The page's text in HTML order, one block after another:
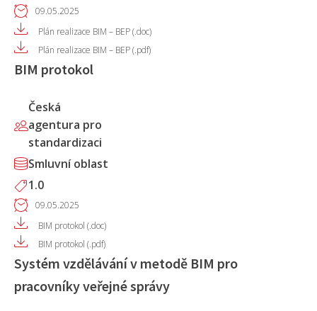
09.05.2025
Plán realizace BIM – BEP (.doc)
Plán realizace BIM – BEP (.pdf)
BIM protokol
Česká
agentura pro
standardizaci
Smluvní oblast
1.0
09.05.2025
BIM protokol (.doc)
BIM protokol (.pdf)
Systém vzdělávání v metodě BIM pro
pracovníky veřejné správy